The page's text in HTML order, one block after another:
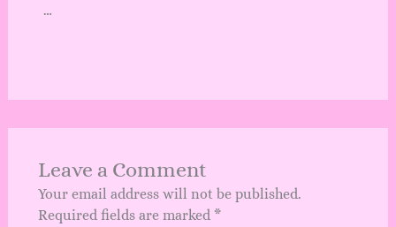
…
Leave a Comment
Your email address will not be published.
Required fields are marked *